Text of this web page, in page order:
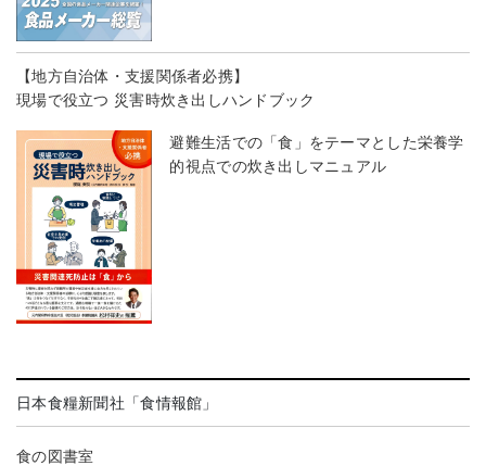
【地方自治体・支援関係者必携】
現場で役立つ 災害時炊き出しハンドブック
避難生活での「食」をテーマとした栄養学
的視点での炊き出しマニュアル
日本食糧新聞社「食情報館」
食の図書室